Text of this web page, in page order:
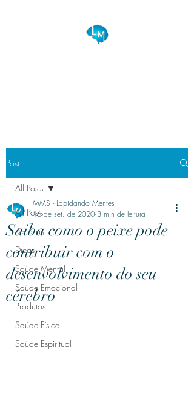
Post
All Posts
Receitas
Dicas
Saúde Mental
Saúde Emocional
Produtos
Saúde Física
Saúde Espiritual
All Posts
Saiba como o peixe pode
contribuir com o
desenvolvimento do seu
cérebro
MMS - Lapidando Mentes
16 de set. de 2020 3 min de leitura